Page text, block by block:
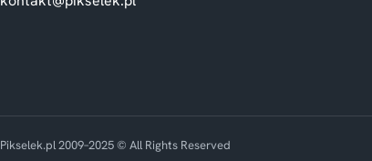
Pikselek.pl 2009–2025 © All Rights Reserved